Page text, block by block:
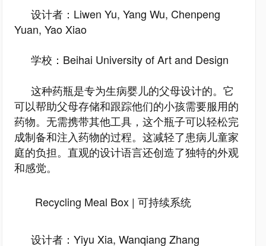
设计者：Liwen Yu, Yang Wu, Chenpeng
Yuan, Yao Xiao
学校：Beihai University of Art and Design
这种药瓶是专为生病婴儿的父母设计的。它
可以帮助父母存储和跟踪他们的小孩需要服用的
药物。无需携带其他工具，这个瓶子可以轻松完
成制备和注入药物的过程。这减轻了患病儿童家
庭的负担。直观的设计语言还创造了独特的外观
和感觉。
Recycling Meal Box | 可持续系统
设计者：Yiyu Xia, Wanqiang Zhang